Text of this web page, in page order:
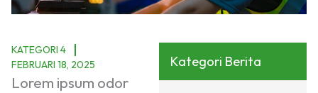
KATEGORI 4
FEBRUARI 18, 2025
Lorem ipsum odor
Kategori Berita